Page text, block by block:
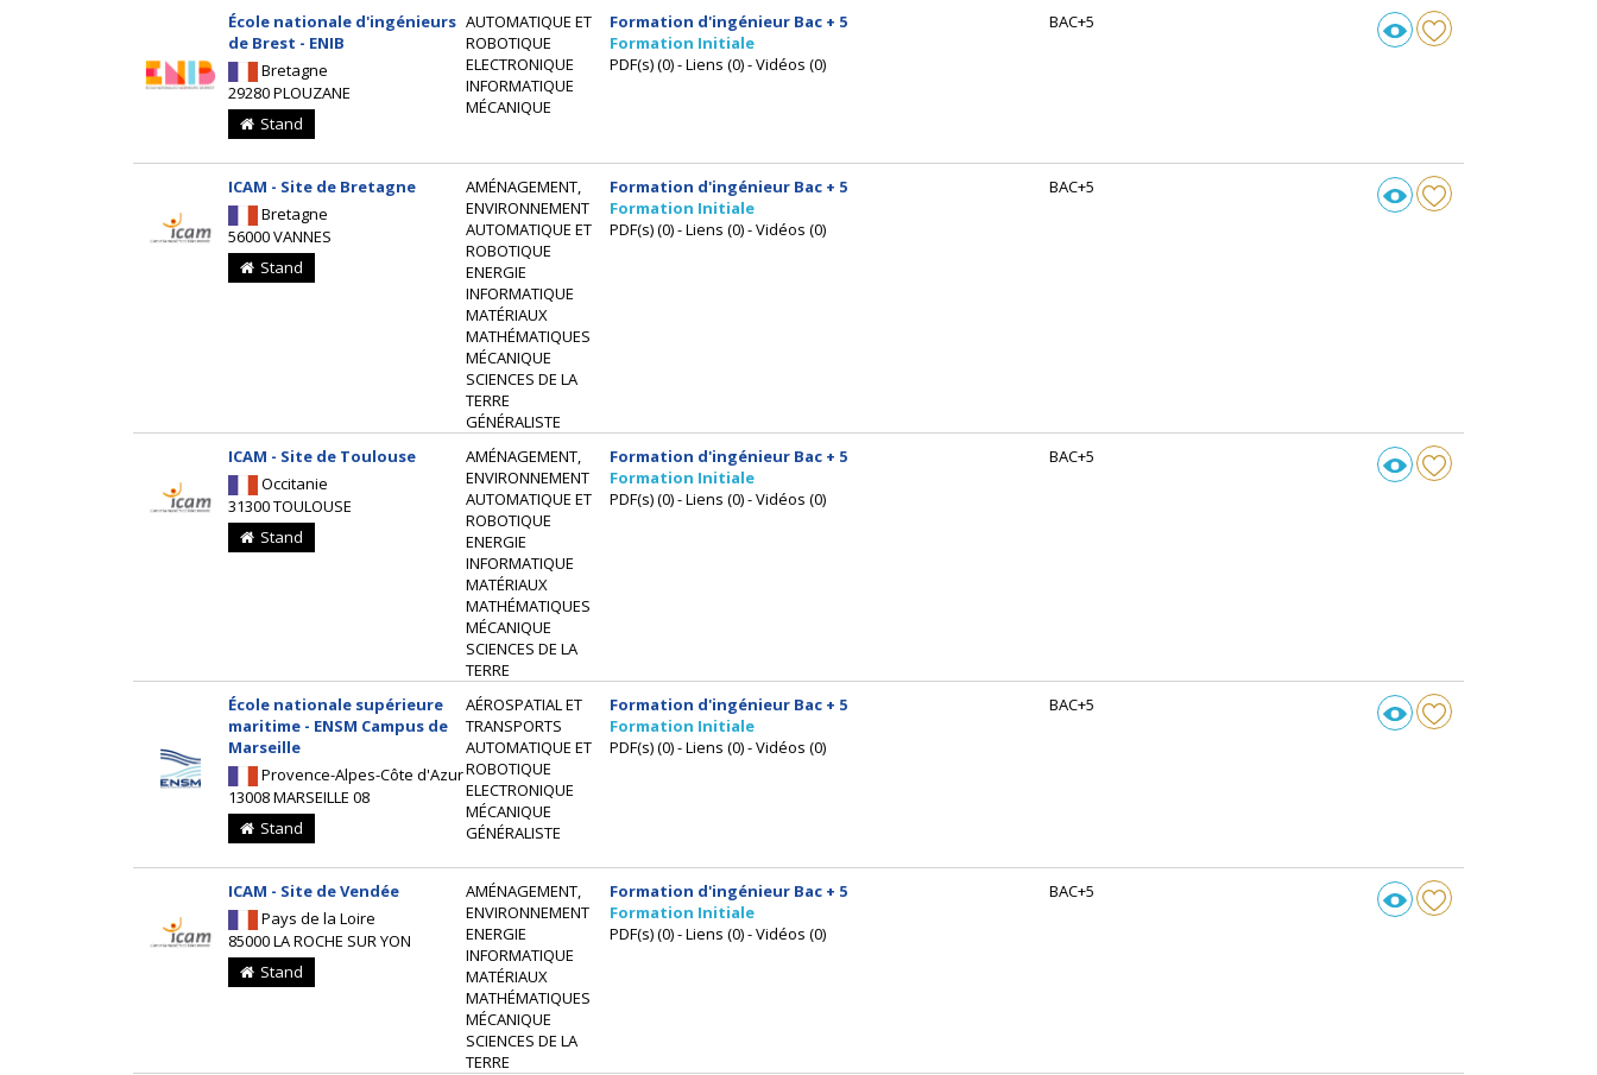
École nationale d'ingénieurs
de Brest - ENIB
Bretagne
29280 PLOUZANE
Stand
AUTOMATIQUE ET
ROBOTIQUE
ELECTRONIQUE
INFORMATIQUE
MÉCANIQUE
Formation d'ingénieur Bac + 5
Formation Initiale
PDF(s) (0) - Liens (0) - Vidéos (0)
BAC+5
ICAM - Site de Bretagne
Bretagne
56000 VANNES
Stand
AMÉNAGEMENT,
ENVIRONNEMENT
AUTOMATIQUE ET
ROBOTIQUE
ENERGIE
INFORMATIQUE
MATÉRIAUX
MATHÉMATIQUES
MÉCANIQUE
SCIENCES DE LA
TERRE
GÉNÉRALISTE
Formation d'ingénieur Bac + 5
Formation Initiale
PDF(s) (0) - Liens (0) - Vidéos (0)
BAC+5
ICAM - Site de Toulouse
Occitanie
31300 TOULOUSE
Stand
AMÉNAGEMENT,
ENVIRONNEMENT
AUTOMATIQUE ET
ROBOTIQUE
ENERGIE
INFORMATIQUE
MATÉRIAUX
MATHÉMATIQUES
MÉCANIQUE
SCIENCES DE LA
TERRE
Formation d'ingénieur Bac + 5
Formation Initiale
PDF(s) (0) - Liens (0) - Vidéos (0)
BAC+5
École nationale supérieure
maritime - ENSM Campus de
Marseille
Provence-Alpes-Côte d'Azur
13008 MARSEILLE 08
Stand
AÉROSPATIAL ET
TRANSPORTS
AUTOMATIQUE ET
ROBOTIQUE
ELECTRONIQUE
MÉCANIQUE
GÉNÉRALISTE
Formation d'ingénieur Bac + 5
Formation Initiale
PDF(s) (0) - Liens (0) - Vidéos (0)
BAC+5
ICAM - Site de Vendée
Pays de la Loire
85000 LA ROCHE SUR YON
Stand
AMÉNAGEMENT,
ENVIRONNEMENT
ENERGIE
INFORMATIQUE
MATÉRIAUX
MATHÉMATIQUES
MÉCANIQUE
SCIENCES DE LA
TERRE
Formation d'ingénieur Bac + 5
Formation Initiale
PDF(s) (0) - Liens (0) - Vidéos (0)
BAC+5